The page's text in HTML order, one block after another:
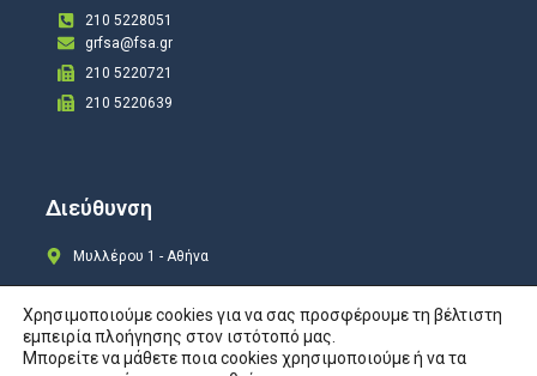
210 5228051
grfsa@fsa.gr
210 5220721
210 5220639
Διεύθυνση
Μυλλέρου 1 - Αθήνα
Copyright © 2024 All rights Reserved. Design byCOSMOTE New Site4U
Χρησιμοποιούμε cookies για να σας προσφέρουμε τη βέλτιστη
εμπειρία πλοήγησης στον ιστότοπό μας.
Μπορείτε να μάθετε ποια cookies χρησιμοποιούμε ή να τα